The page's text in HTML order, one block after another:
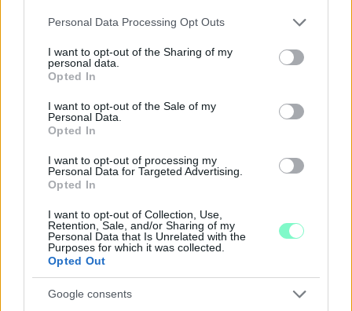
Please note that this website/app uses one or more Google
not limited to your visit or usage behaviour. You may click to
grant or deny consent to Google and its third-party tags to
use your data for below specified purposes in below Google
consent section.
Personal Data Processing Opt Outs
I want to opt-out of the Sharing of my
personal data.
Opted In
I want to opt-out of the Sale of my
Personal Data.
Opted In
I want to opt-out of processing my
Personal Data for Targeted Advertising.
Opted In
I want to opt-out of Collection, Use,
Retention, Sale, and/or Sharing of my
Personal Data that Is Unrelated with the
Purposes for which it was collected.
Opted Out
Google consents
A BAROKK ÖSSZES ÁRNYALATA ÉS MÉG EGY SOR
KIVÁLÓ PROGRAM VÁR MINDENKIT EZEN A HÉTVÉGÉN
GYŐRBEN
Középpontban a hagyományőrzés, de lesz Pogány Induló és